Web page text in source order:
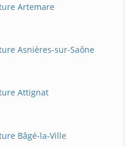
Artemare
Asnières-sur-Saône
Attignat
Bâgé-la-Ville